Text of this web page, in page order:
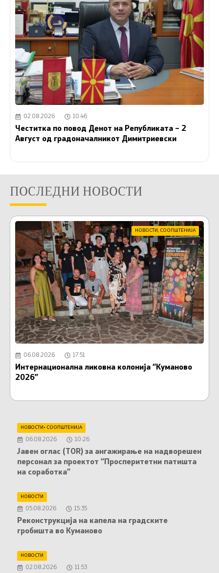
02.08.2026 10:46
Честитка по повод Денот на Републиката – 2
Август од градоначалникот Димитриевски
ПОСЛЕДНИ НОВОСТИ
НОВОСТИ, СООПШТЕНИЈА
06.08.2026 17:51
Интернационална ликовна колонија “Куманово
2026”
НОВОСТИ • СООПШТЕНИЈА
06.08.2026 10:26
Јавен оглас (ТОR) за ангажирање на надворешен
персонал за проектот “Просперитетни патишта
на соработка”
НОВОСТИ
05.08.2026 15:35
Реконструкција на капела на градските
гробишта во Куманово
НОВОСТИ
02.08.2026 11:53